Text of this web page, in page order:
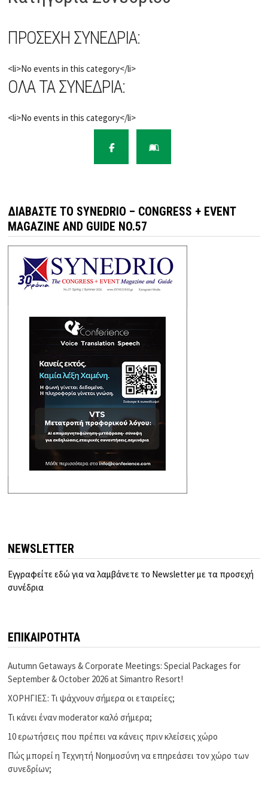
ΠΡΟΣΕΧΗ ΣΥΝΕΔΡΙΑ:
<li>No events in this category</li>
ΟΛΑ ΤΑ ΣΥΝΕΔΡΙΑ:
<li>No events in this category</li>
ΔΙΑΒΆΣΤΕ ΤΟ SYNEDRIO – CONGRESS + EVENT
MAGAZINE AND GUIDE NO.57
NEWSLETTER
Εγγραφείτε εδώ για να λαμβάνετε το Newsletter με τα προσεχή
συνέδρια
ΕΠΙΚΑΙΡΟΤΗΤΑ
Autumn Getaways & Corporate Meetings: Special Packages for
September & October 2026 at Simantro Resort!
ΧΟΡΗΓΙΕΣ: Τι ψάχνουν σήμερα οι εταιρείες;
Τι κάνει έναν moderator καλό σήμερα;
10 ερωτήσεις που πρέπει να κάνεις πριν κλείσεις χώρο
Πώς μπορεί η Τεχνητή Νοημοσύνη να επηρεάσει τον χώρο των
συνεδρίων;